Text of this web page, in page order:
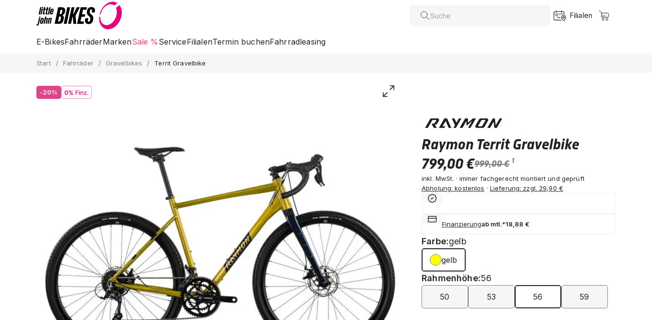
Filialen
E-BikesFahrräderMarkenSale % ServiceFilialenTermin buchenFahrradleasing
Start / Fahrräder / Gravelbikes / Territ Gravelbike
-20%
Raymon Territ Gravelbike
799,00 €999,00 € 1
inkl. MwSt. · immer fachgerecht montiert und geprüft
Abholung: kostenlos · Lieferung: zzgl. 29,90 €
Finanzierungab mtl.*18,88 €
Farbe:gelb
gelb
Rahmenhöhe:56
50 53 56 59